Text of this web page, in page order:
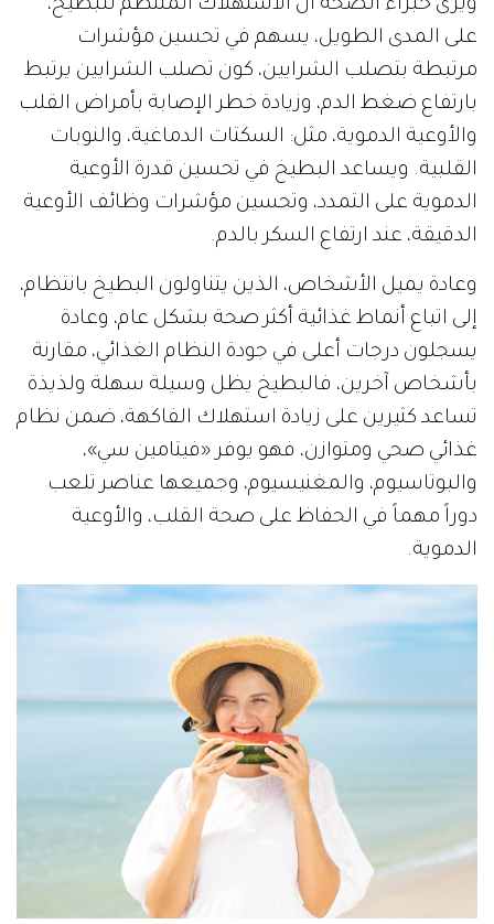
ويرى خبراء الصحة أن الاستهلاك المنتظم للبطيخ،
على المدى الطويل، يسهم في تحسين مؤشرات
مرتبطة بتصلب الشرايين، كون تصلب الشرايين يرتبط
بارتفاع ضغط الدم، وزيادة خطر الإصابة بأمراض القلب
والأوعية الدموية، مثل: السكتات الدماغية، والنوبات
القلبية. ويساعد البطيخ في تحسين قدرة الأوعية
الدموية على التمدد، وتحسين مؤشرات وظائف الأوعية
الدقيقة، عند ارتفاع السكر بالدم.
وعادة يميل الأشخاص، الذين يتناولون البطيخ بانتظام،
إلى اتباع أنماط غذائية أكثر صحة بشكل عام، وعادة
يسجلون درجات أعلى في جودة النظام الغذائي، مقارنة
بأشخاص آخرين، فالبطيخ يظل وسيلة سهلة ولذيذة
تساعد كثيرين على زيادة استهلاك الفاكهة، ضمن نظام
غذائي صحي ومتوازن، فهو يوفر «فيتامين سي»،
والبوتاسيوم، والمغنيسيوم، وجميعها عناصر تلعب
دوراً مهماً في الحفاظ على صحة القلب، والأوعية
الدموية.